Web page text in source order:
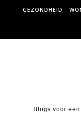
Skip to content
GEZONDHEID
Blogs voor